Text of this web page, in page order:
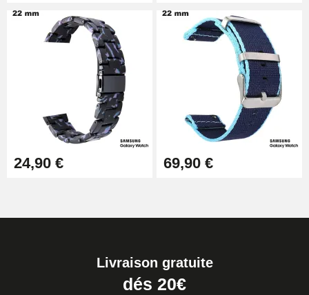
24,90 € 69,90 €
Livraison gratuite
dés 20€